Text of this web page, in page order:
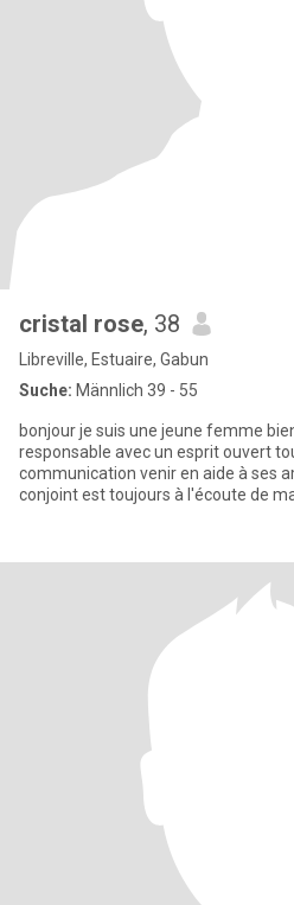
cristal rose, 38
Libreville, Estuaire, Gabun
Suche: Männlich 39 - 55
bonjour je suis une jeune femme
responsable avec un esprit ouvert
communication venir en aide à ses
conjoint est toujours à l'écoute de